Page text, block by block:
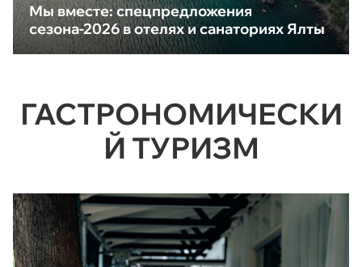
Мы вместе: спецпредложения
сезона-2026 в отелях и санаториях Ялты
ГАСТРОНОМИЧЕСКИ
Й ТУРИЗМ